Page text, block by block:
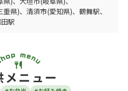
重県)、 清須市(愛知県)、 鶴舞駅、
駅
メニュー